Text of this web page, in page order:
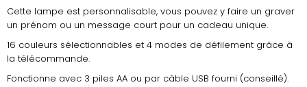
Cette lampe est personnalisable, vous pouvez y faire un graver
un prénom ou un message court pour un cadeau unique.
16 couleurs sélectionnables et 4 modes de défilement grâce à
la télécommande.
Fonctionne avec 3 piles AA ou par câble USB fourni (conseillé).